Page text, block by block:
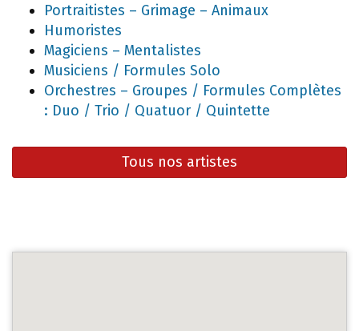
Portraitistes – Grimage – Animaux
Humoristes
Magiciens – Mentalistes
Musiciens / Formules Solo
Orchestres – Groupes / Formules Complètes
: Duo / Trio / Quatuor / Quintette
Tous nos artistes